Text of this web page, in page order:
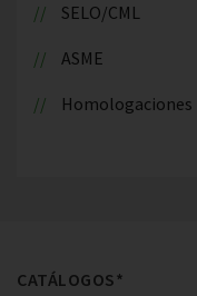
SELO/CML
ASME
Homologaciones
CATÁLOGOS*